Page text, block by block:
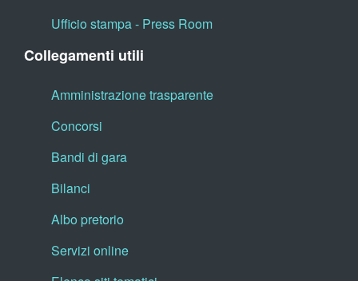
Ufficio stampa - Press Room
Collegamenti utili
Amministrazione trasparente
Concorsi
Bandi di gara
Bilanci
Albo pretorio
Servizi online